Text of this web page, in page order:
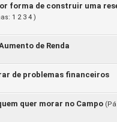
forma de construir uma
1 2 3 4 )
de Renda
de problemas financeiros
quer morar no Campo